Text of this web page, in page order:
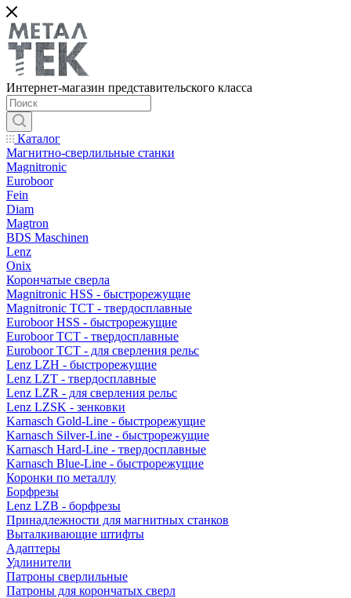
Интернет-магазин представительского класса
Каталог
Магнитно-сверлильные станки
Magnitronic
Euroboor
Fein
Diam
Magtron
BDS Maschinen
Lenz
Onix
Корончатые сверла
Magnitronic HSS - быстрорежущие
Magnitronic TCT - твердосплавные
Euroboor HSS - быстрорежущие
Euroboor TCT - твердосплавные
Euroboor TCT - для сверления рельс
Lenz LZH - быстрорежущие
Lenz LZT - твердосплавные
Lenz LZR - для сверления рельс
Lenz LZSK - зенковки
Karnasch Gold-Line - быстрорежущие
Karnasch Silver-Line - быстрорежущие
Karnasch Hard-Line - твердосплавные
Karnasch Blue-Line - быстрорежущие
Коронки по металлу
Борфрезы
Lenz LZB - борфрезы
Принадлежности для магнитных станков
Выталкивающие штифты
Адаптеры
Удлинители
Патроны сверлильные
Патроны для корончатых сверл